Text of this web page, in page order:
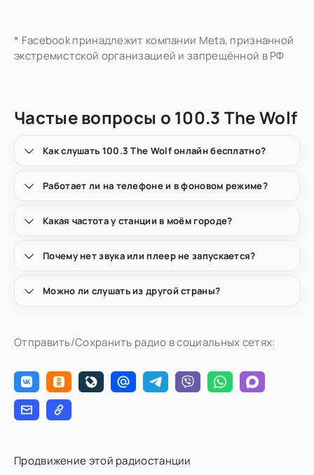
* Facebook принадлежит компании Meta, признанной
экстремистской организацией и запрещённой в РФ
Частые вопросы о 100.3 The Wolf
Как слушать 100.3 The Wolf онлайн бесплатно?
Работает ли на телефоне и в фоновом режиме?
Какая частота у станции в моём городе?
Почему нет звука или плеер не запускается?
Можно ли слушать из другой страны?
Отправить/Сохранить радио в социальных сетях:
Продвижение этой радиостанции